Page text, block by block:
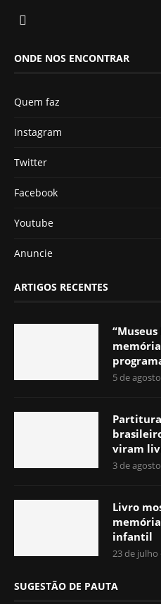
ONDE NOS ENCONTRAR
Quem faz
Instagram
Twitter
Facebook
Youtube
Anuncie
ARTIGOS RECENTES
5 de
viram
3 de
Livro
infantil
23 de julho
SUGESTÃO DE PAUTA